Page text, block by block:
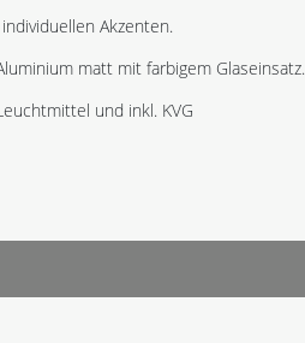
Akzenten.
matt mit farbigem Glaseinsatz.
und inkl. KVG